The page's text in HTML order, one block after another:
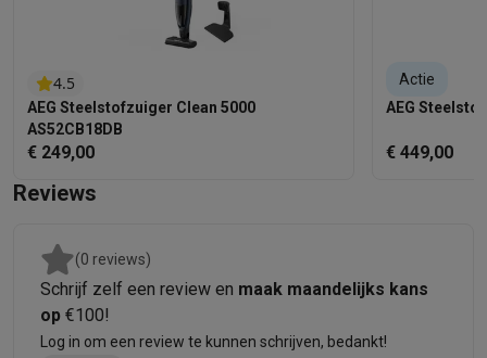
gebruiksduur optimaliseert
Aanduiding autonomie van de batterij: met 3 LEDs
BrushRollClean™-technologie: één druk met de voet op de
pedaal om de rolborstel te reinigen
LED-verlichting aan de voorkant van de zuigmond
Telescopische metalen buis om perfect aan je lengte aan
Opberging van de stofzuiger: Laadstation op de grond te
Gemotoriseerde UltimatePower vloerzuigmond
Andere accessoires: Extra filter geleverd in de doos
Geïntegreerde accessoires in het laadstation:
Spletenmondstuk met borsteltje, Delicaat mondstuk ,
4.5
AEG Steelstofzuiger Clean 5000
AS52CB18DB
€ 249,00
Actie
AEG
€ 449,00
Reviews
(0 reviews)
Schrijf zelf een review en maak maandelijks kans
op €100!
Log in om een review te kunnen schrijven, bedankt!